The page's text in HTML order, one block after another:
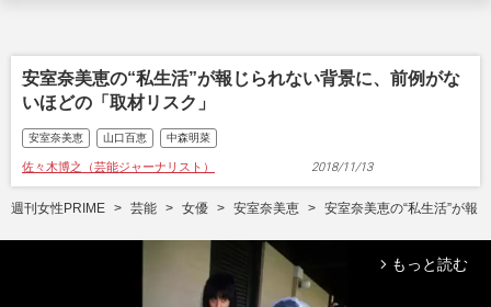
安室奈美恵の“私生活”が報じられない背景に、前例がな
いほどの「取材リスク」
安室奈美恵 山口百恵 中森明菜
佐々木博之（芸能ジャーナリスト） 2018/11/13
週刊女性PRIME 芸能 女優 安室奈美恵 安室奈美恵の“私生活”が報
arrow_forward_ios もっと読む